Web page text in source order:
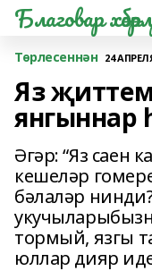
Благовар
Төрлесеннән 24
Яз
янгыннар
Әгәр: “Яз саен
кешеләр
бәлаләр
тормый, язгы
юллар дияр